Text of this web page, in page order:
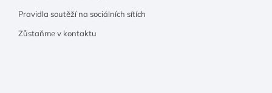
Pravidla soutěží na sociálních sítích
Zůstaňme v kontaktu